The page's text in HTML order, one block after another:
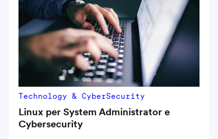
Technology & CyberSecurity
Linux per System Administrator e
Cybersecurity